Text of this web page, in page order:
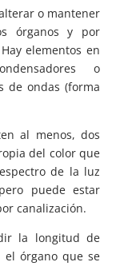
o mantener
órganos y por
elementos en
o
de ondas (forma
al menos, dos
del color que
de la luz
puede estar
canalización.
la longitud de
órgano que se